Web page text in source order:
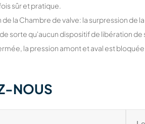
sûr et pratique.
la Chambre de valve: la surpression
sorte qu'aucun dispositif de libération
la pression amont et aval est
NOUS